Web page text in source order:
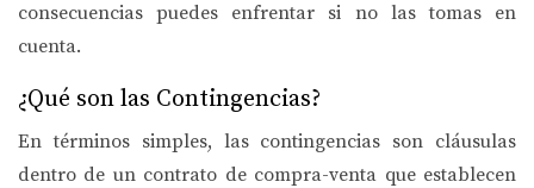
consecuencias puedes enfrentar si no las tomas en
cuenta.
¿Qué son las Contingencias?
En términos simples, las contingencias son cláusulas
dentro de un contrato de compra-venta que establecen